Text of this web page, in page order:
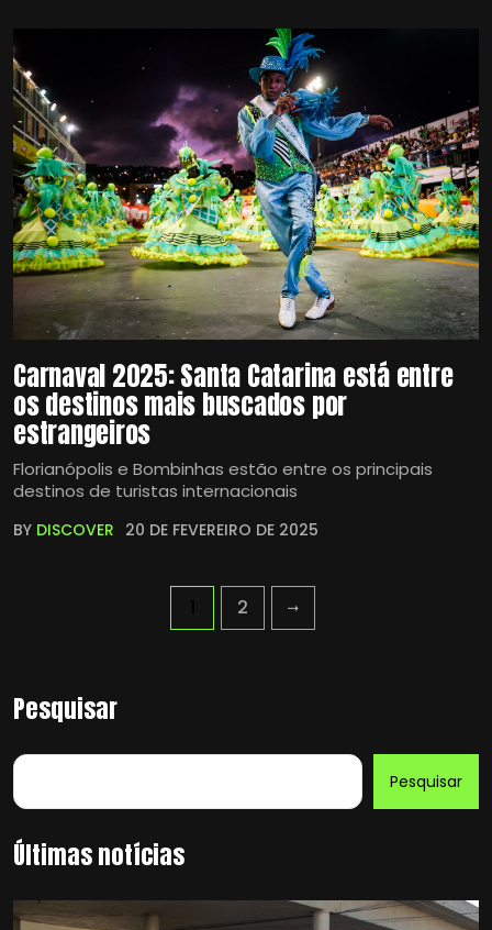
Carnaval 2025: Santa Catarina está entre
os destinos mais buscados por
estrangeiros
Florianópolis e Bombinhas estão entre os principais
destinos de turistas internacionais
BY DISCOVER 20 DE FEVEREIRO DE 2025
2
Pesquisar
Pesquisar
Últimas notícias